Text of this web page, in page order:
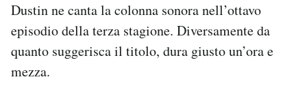
Dustin ne canta la colonna sonora nell’ottavo
episodio della terza stagione. Diversamente da
quanto suggerisca il titolo, dura giusto un’ora e
mezza.